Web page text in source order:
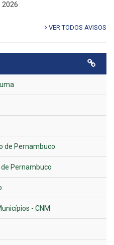
2026
VER TODOS AVISOS
de Pernambuco
Pernambuco
- CNM